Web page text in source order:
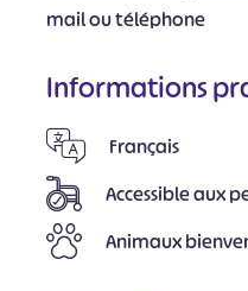
mail ou téléphone
Informations
Français
Accessible aux
Animaux